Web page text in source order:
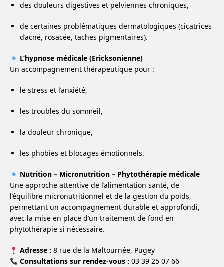
des douleurs digestives et pelviennes chroniques,
de certaines problématiques dermatologiques (cicatrices
d’acné, rosacée, taches pigmentaires).
L’hypnose médicale (Ericksonienne)
Un accompagnement thérapeutique pour :
le stress et l’anxiété,
les troubles du sommeil,
la douleur chronique,
les phobies et blocages émotionnels.
Nutrition – Micronutrition – Phytothérapie médicale
Une approche attentive de l’alimentation santé, de
l’équilibre micronutritionnel et de la gestion du poids,
permettant un accompagnement durable et approfondi,
avec la mise en place d’un traitement de fond en
phytothérapie si nécessaire.
Adresse : 8 rue de la Maltournée, Pugey
Consultations sur rendez-vous : 03 39 25 07 66